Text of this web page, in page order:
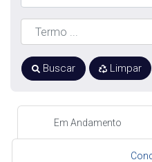
Em Andamento
Buscar Limpar